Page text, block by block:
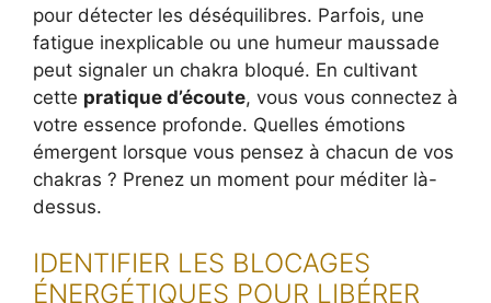
pour détecter les déséquilibres. Parfois, une
fatigue inexplicable ou une humeur maussade
peut signaler un chakra bloqué. En cultivant
cette pratique d’écoute, vous vous connectez à
votre essence profonde. Quelles émotions
émergent lorsque vous pensez à chacun de vos
chakras ? Prenez un moment pour méditer là-
dessus.
IDENTIFIER LES BLOCAGES
ÉNERGÉTIQUES POUR LIBÉRER